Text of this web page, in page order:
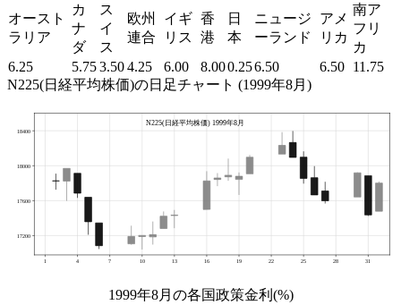
オースト
ラリア
カ
ナ
ダ
ス
イ
ス
欧州
連合
イギ
リス
香
港
日
本
ニュージ
ーランド
アメ
リカ
南ア
フリ
カ
6.25
5.753.504.25 6.00 8.000.256.50 6.50 11.75
N225(日経平均株価)の日足チャート (1999年8月)
1999年8月の各国政策金利(%)